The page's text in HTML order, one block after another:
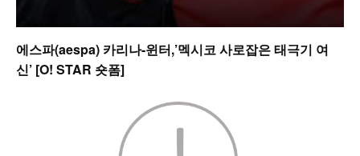
에스파(aespa) 카리나-윈터,’멕시코 사로잡은 태극기 여
신’ [O! STAR 숏폼]